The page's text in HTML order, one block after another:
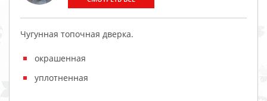
Чугунная топочная дверка.
окрашенная
уплотненная